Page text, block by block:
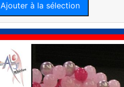
Ajouter à la sélection